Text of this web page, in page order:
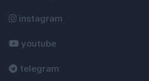
instagram
youtube
telegram